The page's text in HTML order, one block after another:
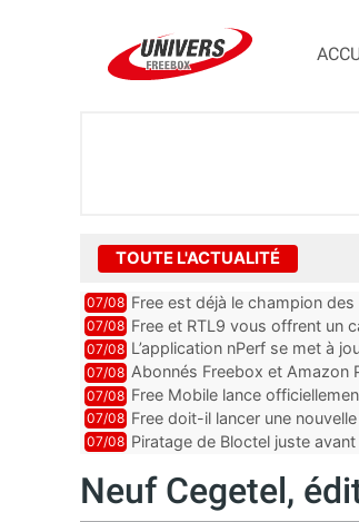
TOUTE L'ACTUALITÉ
07/08 Free est déjà le champion
07/08 Free et RTL9 vous offrent un
07/08 L’application nPerf se met à
07/08 Abonnés Freebox et Amazon
07/08 Free Mobile lance
07/08 Free doit-il lancer une
07/08 Piratage de Bloctel juste
Neuf Cegetel,